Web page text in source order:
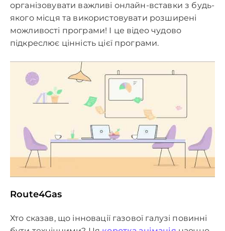
організовувати важливі онлайн-вставки з будь-
якого місця та використовувати розширені
можливості програми! І це відео чудово
підкреслює цінність цієї програми.
Route4Gas
Хто сказав, що інновації газової галузі повинні